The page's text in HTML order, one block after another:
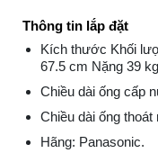
Thông tin lắp đặt
Kích thước Khối
67.5 cm Nặng 39 kg
Chiều dài ống cấp
Chiều dài ống
Hãng: Panasonic.